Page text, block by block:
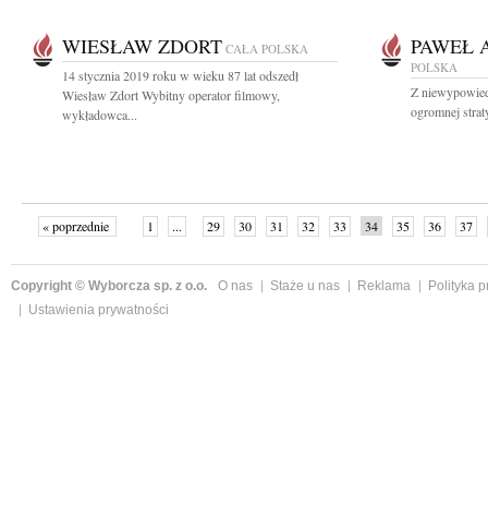
WIESŁAW ZDORT CAŁA POLSKA
14 stycznia 2019 roku w wieku 87 lat odszedł
Wiesław Zdort Wybitny operator filmowy,
wykładowca...
PAWEŁ
POLSKA
Z
ogromnej
« poprzednie 1 ... 29 30 31 32 33 34 35 36
37
Copyright © Wyborcza sp. z o.o. O nas Staże u nas Reklama
Polityka
Ustawienia prywatności